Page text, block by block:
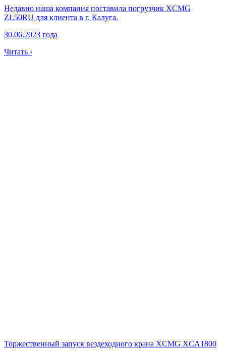
Недавно наша компания поставила погрузчик XCMG
ZL50RU для клиента в г. Калуга.
30.06.2023 года
Читать ›
Торжественный запуск вездеходного крана XCMG XCA1800